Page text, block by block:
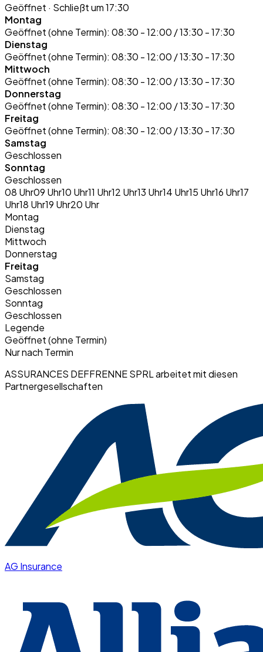
Geöffnet · Schließt um 17:30
Montag
Geöffnet (ohne Termin): 08:30 - 12:00 / 13:30 - 17:30
Dienstag
Geöffnet (ohne Termin): 08:30 - 12:00 / 13:30 - 17:30
Mittwoch
Geöffnet (ohne Termin): 08:30 - 12:00 / 13:30 - 17:30
Donnerstag
Geöffnet (ohne Termin): 08:30 - 12:00 / 13:30 - 17:30
Freitag
Geöffnet (ohne Termin): 08:30 - 12:00 / 13:30 - 17:30
Samstag
Geschlossen
Sonntag
Geschlossen
08 Uhr09 Uhr10 Uhr11 Uhr12 Uhr13 Uhr14 Uhr15 Uhr16 Uhr17
Uhr18 Uhr19 Uhr20 Uhr
Montag
Dienstag
Mittwoch
Donnerstag
Freitag
Samstag
Geschlossen
Sonntag
Geschlossen
Legende
Geöffnet (ohne Termin)
Nur nach Termin
ASSURANCES DEFFRENNE SPRL arbeitet mit diesen
Partnergesellschaften
AG Insurance